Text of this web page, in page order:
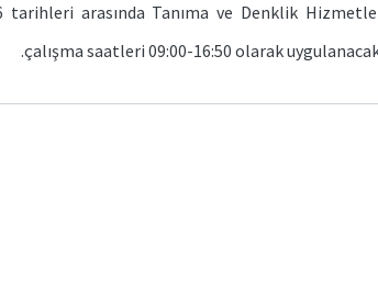
tarihleri arasında Tanıma ve Denklik
çalışma saatleri 09:00-16:50 olarak